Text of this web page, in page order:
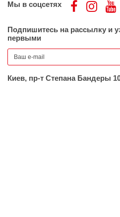
Мы в соцсетях
Подпишитесь на рассылку и
первыми
Киев, пр-т Степана Бандеры